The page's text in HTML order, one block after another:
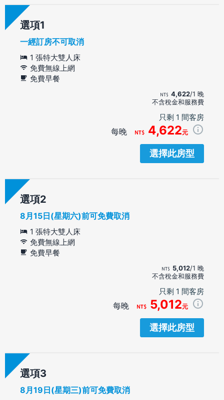
選項
一經訂房不可取消
1 張特大雙人床
免費無線上網
免費早餐
4,622/1 晚
不含稅金和服務費
只剩 1 間客房
每晚 4,622元
選擇此房型
選項
8月15日(星期六)前可免費取消
1 張特大雙人床
免費無線上網
免費早餐
5,012/1 晚
不含稅金和服務費
只剩 1 間客房
每晚 5,012元
選擇此房型
選項
8月19日(星期三)前可免費取消